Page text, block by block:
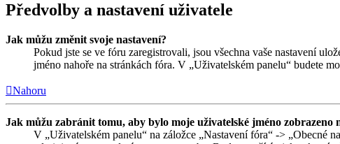
Předvolby a nastavení uživatele
Jak můžu změnit svoje nastavení?
Pokud jste se ve fóru zaregistrovali, jsou všechna vaše nastavení
jméno nahoře na stránkách fóra. V „Uživatelském panelu“ budete
Nahoru
Jak můžu zabránit tomu, aby bylo moje uživatelské jméno zobrazeno
V „Uživatelském panelu“ na záložce „Nastavení fóra“ -> „Obecné